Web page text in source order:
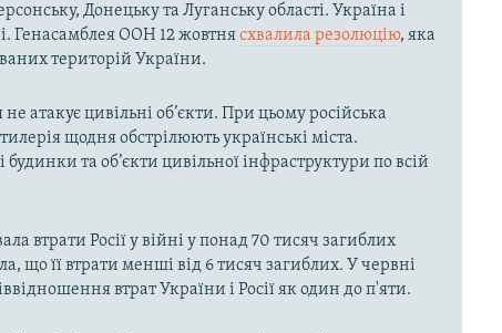
Донецьку та Луганську області. Україна і
Генасамблея ООН 12 жовтнясхвалила резолюцію, яка
територій України.
атакує цивільні об’єкти. При цьому російська
щодня обстрілюють українські міста.
та об’єкти цивільної інфраструктури по всій
втрати Росії у війні у понад 70 тисяч загиблих
що її втрати менші від 6 тисяч загиблих. У червні
втрат України і Росії як один до п'яти.